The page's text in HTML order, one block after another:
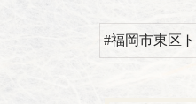
#福岡市東区